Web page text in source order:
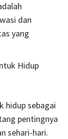
dan
yang
Hidup
hidup sebagai
pentingnya
sehari-hari.